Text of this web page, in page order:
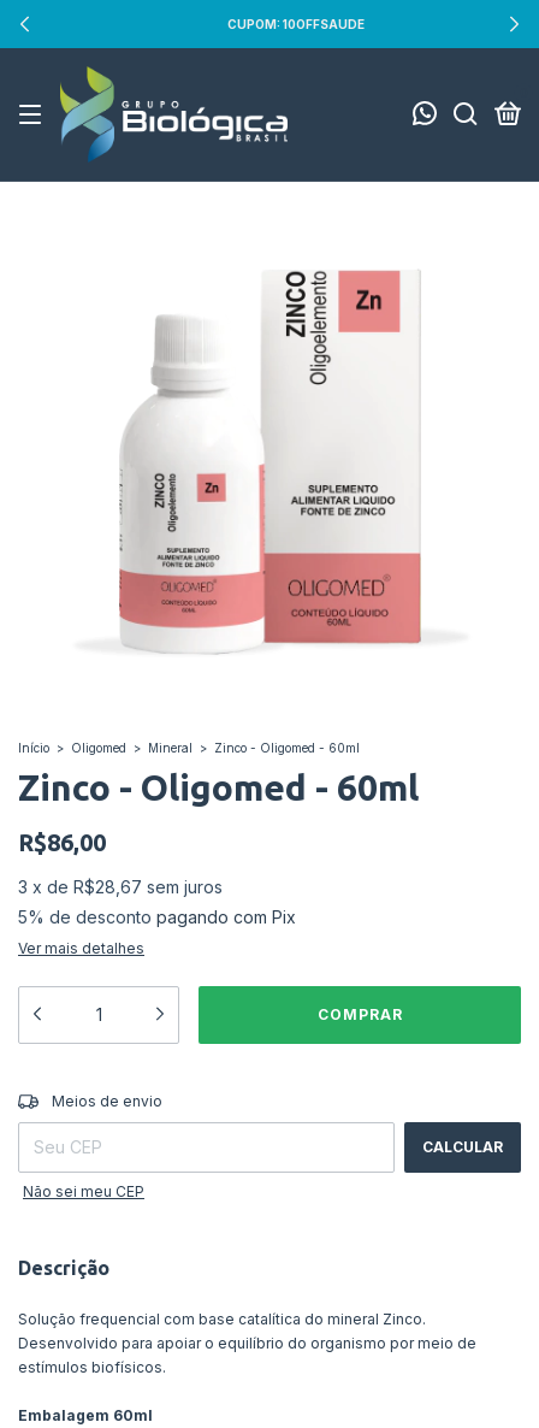
CUPOM: 10OFFSAUDE
Início > Oligomed > Mineral > Zinco - Oligomed - 60ml
Zinco - Oligomed - 60ml
R$86,00
3 x de R$28,67 sem juros
5% de desconto pagando com Pix
Ver mais detalhes
Entregas para o CEP:
Meios de envio
CALCULAR
Não sei meu CEP
Descrição
Solução frequencial com base catalítica do mineral Zinco.
Desenvolvido para apoiar o equilíbrio do organismo por meio de
estímulos biofísicos.
Embalagem 60ml